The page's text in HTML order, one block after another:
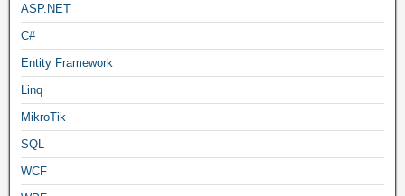
ASP.NET
C#
Entity Framework
Linq
MikroTik
SQL
WCF